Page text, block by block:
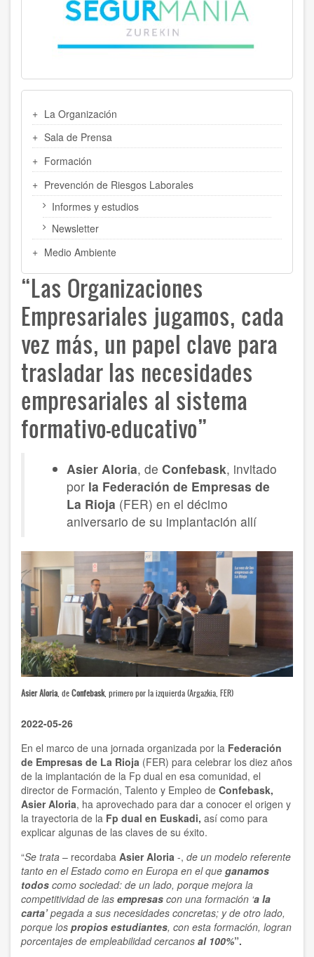
LATERAL
La Organización
Sala de Prensa
Formación
Prevención de Riesgos Laborales
Informes y estudios
Newsletter
Medio Ambiente
“Las Organizaciones
Empresariales jugamos, cada
vez más, un papel clave para
trasladar las necesidades
empresariales al sistema
formativo-educativo”
Asier Aloria, de Confebask, invitado
por la Federación de Empresas de
La Rioja (FER) en el décimo
aniversario de su implantación allí
Asier Aloria , deConfebask, primero por la izquierda (Argazkia, FER)
2022-05-26
En el marco de una jornada organizada por la Federación
de Empresas de La Rioja (FER) para celebrar los diez años
de la implantación de la Fp dual en esa comunidad, el
director de Formación, Talento y Empleo de Confebask,
Asier Aloria, ha aprovechado para dar a conocer el origen y
la trayectoria de la Fp dual en Euskadi, así como para
explicar algunas de las claves de su éxito.
“Se trata – recordaba Asier Aloria -, de un modelo referente
tanto en el Estado como en Europa en el que ganamos
todos como sociedad: de un lado, porque mejora la
competitividad de las empresas con una formación ‘a la
carta’pegada a sus necesidades concretas; y de otro lado,
porque los propios estudiantes, con esta formación, logran
porcentajes de empleabilidad cercanos al 100%”.